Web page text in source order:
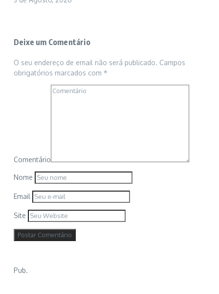
Deixe um Comentário
O seu endereço de email não será publicado. Campos
obrigatórios marcados com *
Comentário
Nome
Email
Site
Pub.